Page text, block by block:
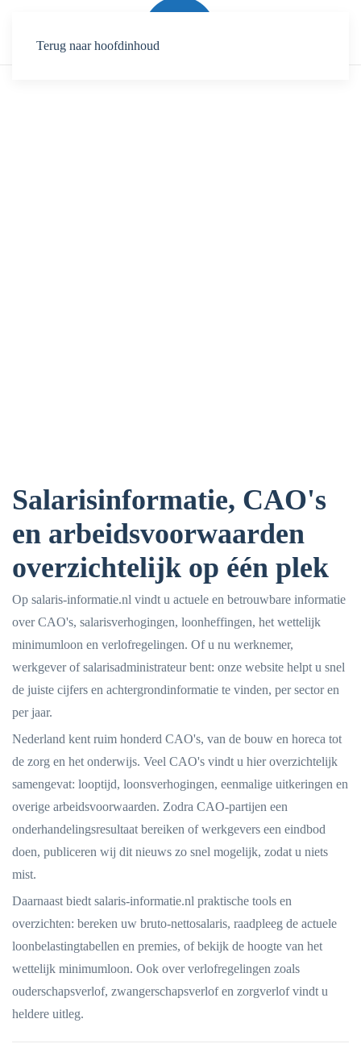
Terug naar hoofdinhoud
Salarisinformatie, CAO's
en arbeidsvoorwaarden
overzichtelijk op één plek
Op salaris-informatie.nl vindt u actuele en betrouwbare informatie
over CAO's, salarisverhogingen, loonheffingen, het wettelijk
minimumloon en verlofregelingen. Of u nu werknemer,
werkgever of salarisadministrateur bent: onze website helpt u snel
de juiste cijfers en achtergrondinformatie te vinden, per sector en
per jaar.
Nederland kent ruim honderd CAO's, van de bouw en horeca tot
de zorg en het onderwijs. Veel CAO's vindt u hier overzichtelijk
samengevat: looptijd, loonsverhogingen, eenmalige uitkeringen en
overige arbeidsvoorwaarden. Zodra CAO-partijen een
onderhandelingsresultaat bereiken of werkgevers een eindbod
doen, publiceren wij dit nieuws zo snel mogelijk, zodat u niets
mist.
Daarnaast biedt salaris-informatie.nl praktische tools en
overzichten: bereken uw bruto-nettosalaris, raadpleeg de actuele
loonbelastingtabellen en premies, of bekijk de hoogte van het
wettelijk minimumloon. Ook over verlofregelingen zoals
ouderschapsverlof, zwangerschapsverlof en zorgverlof vindt u
heldere uitleg.